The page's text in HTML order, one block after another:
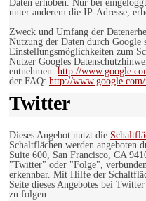
Daten erhoben. Nur bei
unter anderem die IP-Adresse,
Zweck und Umfang der
Nutzung der Daten durch Google
Einstellungsmöglichkeiten zum
Nutzer Googles
entnehmen: http://
der FAQ: http://
Twitter
Dieses Angebot nutzt die
Schaltflächen werden angeboten
Suite 600, San Francisco, CA
"Twitter" oder "Folge",
erkennbar. Mit Hilfe der
Seite dieses Angebotes bei
zu folgen.